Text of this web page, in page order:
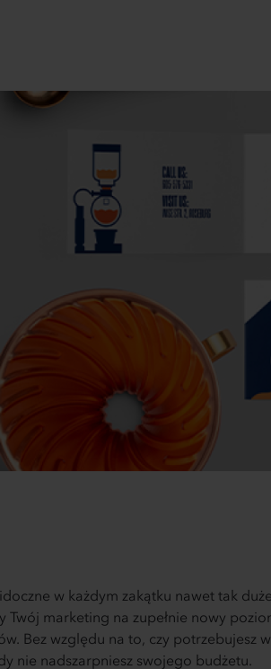
w każdym zakątku nawet tak
marketing na zupełnie nowy
Bez względu na to, czy potrzebujesz
nie nadszarpniesz swojego budżetu.